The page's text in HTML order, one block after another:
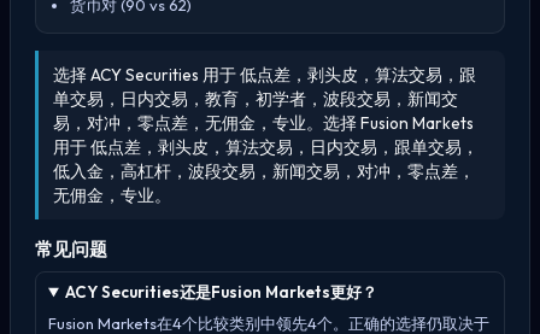
货币对 (90 vs 62)
选择 ACY Securities 用于 低点差，剥头皮，算法交易，跟
单交易，日内交易，教育，初学者，波段交易，新闻交
易，对冲，零点差，无佣金，专业。选择 Fusion Markets
用于 低点差，剥头皮，算法交易，日内交易，跟单交易，
低入金，高杠杆，波段交易，新闻交易，对冲，零点差，
无佣金，专业。
常见问题
ACY Securities还是Fusion Markets更好？
Fusion Markets在4个比较类别中领先4个。正确的选择仍取决于